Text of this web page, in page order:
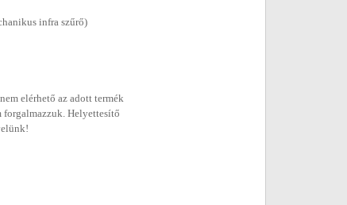
infra szűrő)
elérhető az adott termék
Helyettesítő